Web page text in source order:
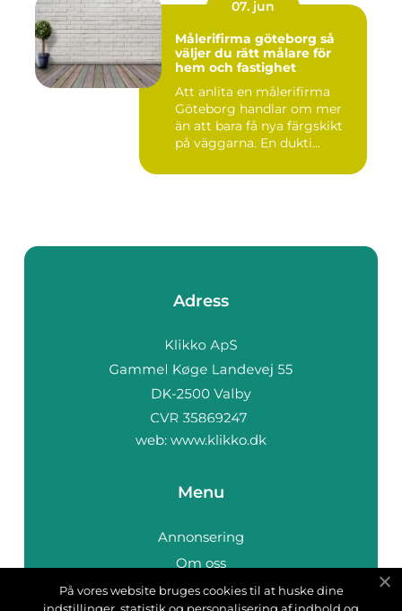
07. jun
Målerifirma göteborg så
väljer du rätt målare för
hem och fastighet
Att anlita en målerifirma
Göteborg handlar om mer
än att bara få nya färgskikt
på väggarna. En dukti...
Adress
web: www.klikko.dk
Menu
Annonsering
Om oss
Cookies
På vores website bruges cookies til at huske dine